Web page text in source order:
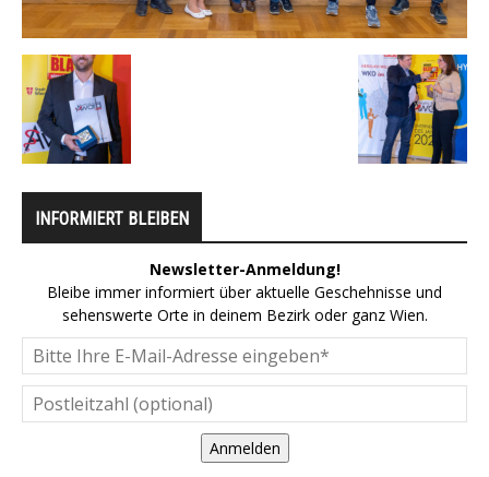
INFORMIERT BLEIBEN
Newsletter-Anmeldung!
Bleibe immer informiert über aktuelle Geschehnisse und
sehenswerte Orte in deinem Bezirk oder ganz Wien.
Anmelden